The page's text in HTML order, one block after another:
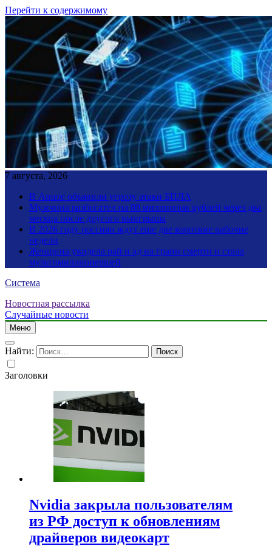
Перейти к содержимому
7 августа, 2026
В Анапе объявили угрозу атаки БПЛА
Мужчина разбогател на 80 миллионов рублей через два
месяца после другого выигрыша
В 2026 году россиян ждут еще две короткие рабочие
недели
Женщина увидела рай и ад на грани смерти и стала
мультимиллионершей
Система
Новостная рассылка
Случайные новости
Меню
Найти:
Заголовки
Nvidia закрыла пользователям
из РФ доступ к обновлениям
драйверов видеокарт